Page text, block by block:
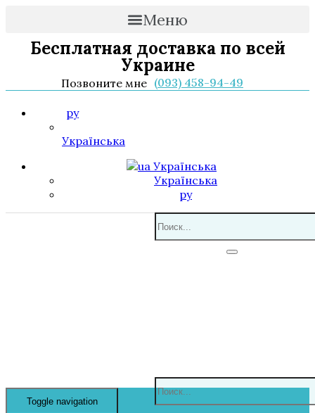
Меню
Бесплатная доставка по всей
Украине
Позвоните мне (093) 458-94-49
ру
Українська
Українська
Українська
ру
Toggle navigation